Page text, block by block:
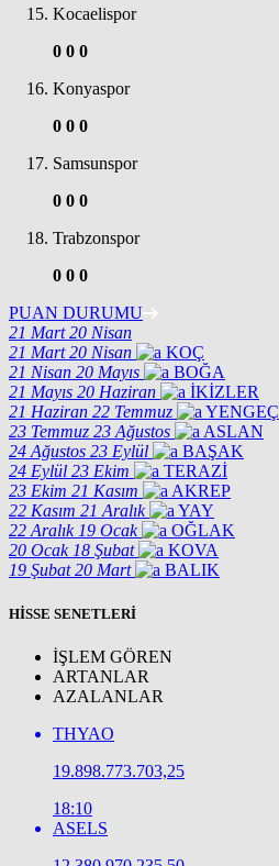
Kocaelispor
0 0 0
Konyaspor
0 0 0
Samsunspor
0 0 0
Trabzonspor
0 0 0
PUAN DURUMU
21 Mart 20 Nisan
21 Mart 20 Nisan
KOÇ
21 Nisan 20 Mayıs
BOĞA
21 Mayıs 20 Haziran
İKİZLER
21 Haziran 22 Temmuz
YENGEÇ
23 Temmuz 23 Ağustos
ASLAN
24 Ağustos 23 Eylül
BAŞAK
24 Eylül 23 Ekim
TERAZİ
23 Ekim 21 Kasım
AKREP
22 Kasım 21 Aralık
YAY
22 Aralık 19 Ocak
OĞLAK
20 Ocak 18 Şubat
KOVA
19 Şubat 20 Mart BALIK
HİSSE SENETLERİ
İŞLEM GÖREN
ARTANLAR
AZALANLAR
THYAO
19.898.773.703,25
18:10
ASELS